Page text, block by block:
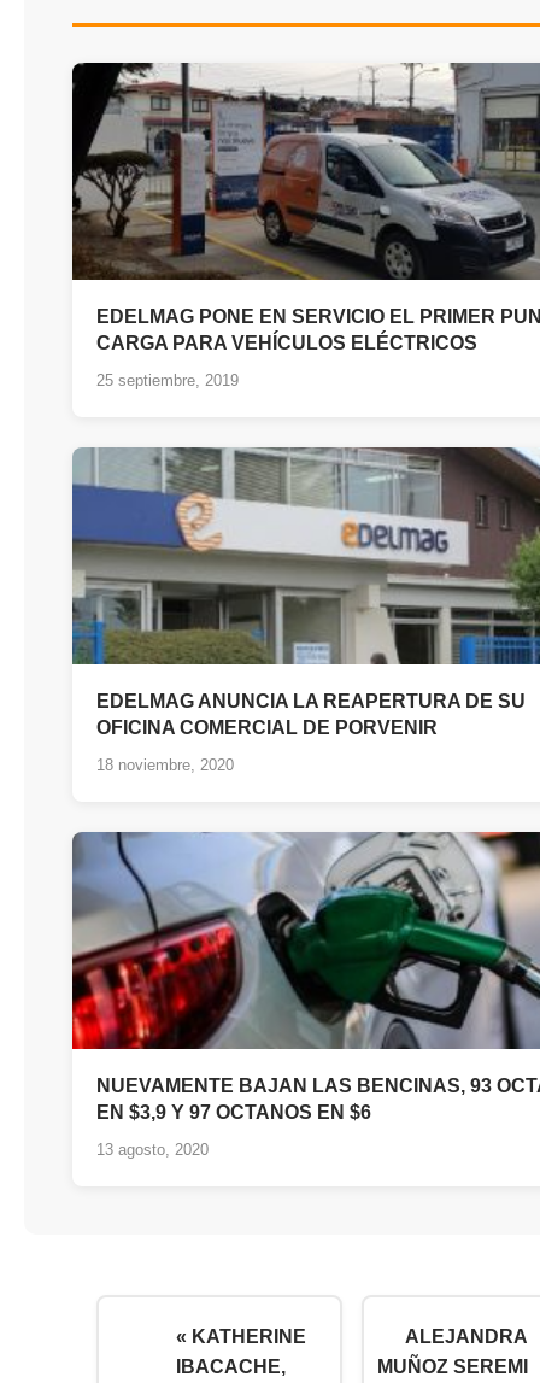
EDELMAG PONE EN SERVICIO EL PRIMER
CARGA PARA VEHÍCULOS ELÉCTRICOS
25 septiembre, 2019
EDELMAG ANUNCIA LA REAPERTURA DE SU
OFICINA COMERCIAL DE PORVENIR
18 noviembre, 2020
NUEVAMENTE BAJAN LAS BENCINAS, 93
EN $3,9 Y 97 OCTANOS EN $6
13 agosto, 2020
« KATHERINE
IBACACHE,
ALEJANDRA
MUÑOZ SEREMI